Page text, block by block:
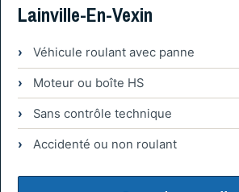
Lainville-En-Vexin
Véhicule roulant avec panne
Moteur ou boîte HS
Sans contrôle technique
Accidenté ou non roulant